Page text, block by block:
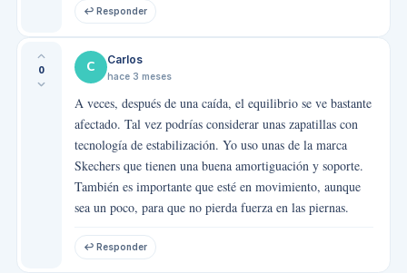
↩ Responder
0 C Carlos
hace 3 meses
A veces, después de una caída, el equilibrio se ve bastante
afectado. Tal vez podrías considerar unas zapatillas con
tecnología de estabilización. Yo uso unas de la marca
Skechers que tienen una buena amortiguación y soporte.
También es importante que esté en movimiento, aunque
sea un poco, para que no pierda fuerza en las piernas.
↩ Responder